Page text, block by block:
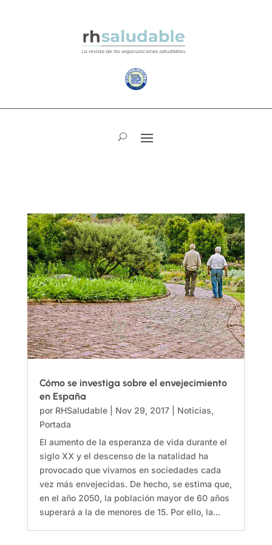
Cómo se investiga sobre el envejecimiento
en España
por RHSaludable| Nov 29, 2017| Noticias,
Portada
El aumento de la esperanza de vida durante el
siglo XX y el descenso de la natalidad ha
provocado que vivamos en sociedades cada
vez más envejecidas. De hecho, se estima que,
en el año 2050, la población mayor de 60 años
superará a la de menores de 15. Por ello, la...